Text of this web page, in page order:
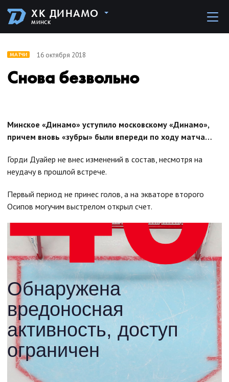
ХК ДИНАМО
МИНСК
МАТЧИ 16 октября 2018
Снова безвольно
Минское «Динамо» уступило московскому «Динамо»,
причем вновь «зубры» были впереди по ходу матча…
Горди Дуайер не внес изменений в состав, несмотря на
неудачу в прошлой встрече.
Первый период не принес голов, а на экваторе второго
Осипов могучим выстрелом открыл счет.